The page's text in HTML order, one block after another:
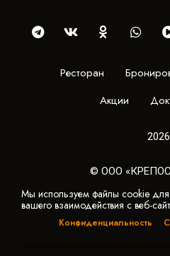
Ресторан
Акции
2026
© ООО
Мы используем файлы cookie
вашего взаимодействия с веб-
Конфиденциальность